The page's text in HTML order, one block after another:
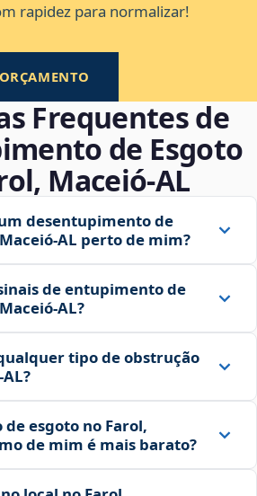
rapidez para normalizar!
Frequentes de
de Esgoto
Maceió‑AL
desentupimento de
perto de mim?
de entupimento de
tipo de obstrução
esgoto no Farol,
de mim é mais barato?